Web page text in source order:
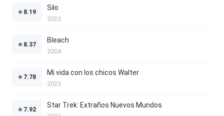
⭐ 8.19
Silo
2023
⭐ 8.37
Bleach
2004
⭐ 7.78
Mi vida con los chicos Walter
2023
⭐ 7.92
Star Trek: Extraños Nuevos Mundos